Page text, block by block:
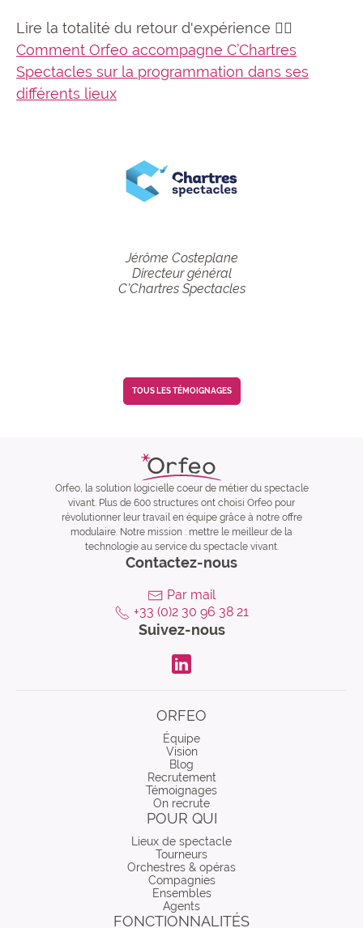
Lire la totalité du retour d'expérience 👉🏼
Comment Orfeo accompagne C’Chartres
Spectacles sur la programmation dans ses
différents lieux
Jérôme Costeplane
Directeur général
C’Chartres Spectacles
TOUS LES TÉMOIGNAGES
Orfeo, la solution logicielle coeur de métier du spectacle
vivant. Plus de 600 structures ont choisi Orfeo pour
révolutionner leur travail en équipe grâce à notre offre
modulaire. Notre mission : mettre le meilleur de la
technologie au service du spectacle vivant.
Contactez-nous
Par mail
+33 (0)2 30 96 38 21
Suivez-nous
ORFEO
Équipe
Vision
Blog
Recrutement
Témoignages
On recrute
POUR QUI
Lieux de spectacle
Tourneurs
Orchestres & opéras
Compagnies
Ensembles
Agents
FONCTIONNALITÉS